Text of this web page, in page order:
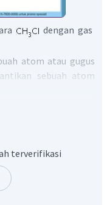
dengan gas
atom atau gugus
sebuah atom
terjadi reaksi
dengan atom
terverifikasi